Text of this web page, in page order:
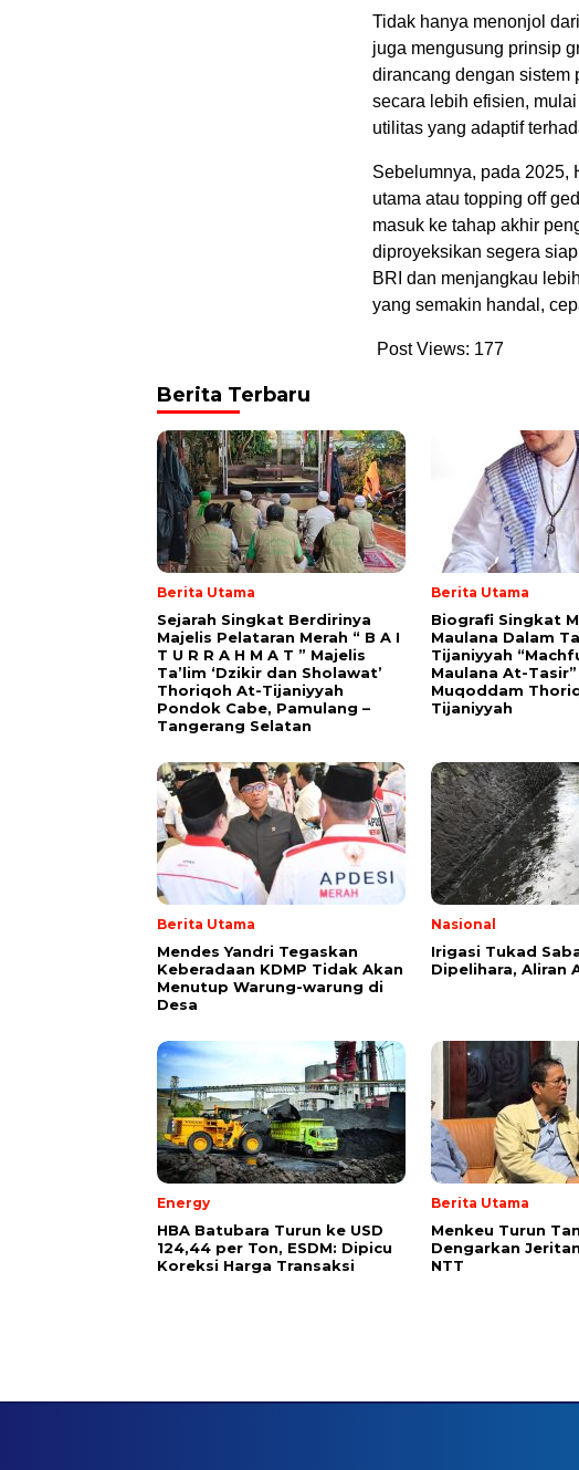
Tidak hanya menonjol
juga mengusung prinsip
dirancang dengan sistem
secara lebih efisien,
utilitas yang adaptif
Sebelumnya, pada 2025,
utama atau topping off
masuk ke tahap akhir
diproyeksikan segera
BRI dan menjangkau
yang semakin handal,
Post Views: 177
Berita Terbaru
Berita Utama
Sejarah Singkat Berdirinya
Majelis Pelataran Merah “ B A I
T U R R A H M A T ” Majelis
Ta’lim ‘Dzikir dan Sholawat’
Thoriqoh At-Tijaniyyah
Pondok Cabe, Pamulang –
Tangerang Selatan
Berita Utama
Biografi Singkat
Maulana Dalam
Tijaniyyah
Maulana At-
Muqoddam
Tijaniyyah
Berita Utama
Mendes Yandri Tegaskan
Keberadaan KDMP Tidak Akan
Menutup Warung-warung di
Desa
Nasional
Irigasi Tukad
Dipelihara, Aliran
Energy
HBA Batubara Turun ke USD
124,44 per Ton, ESDM: Dipicu
Koreksi Harga Transaksi
Berita Utama
Menkeu Turun
Dengarkan
NTT